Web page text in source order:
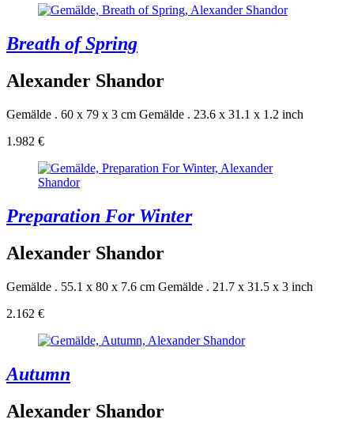
Breath of Spring
Alexander Shandor
Gemälde . 60 x 79 x 3 cm Gemälde . 23.6 x 31.1 x 1.2 inch
1.982 €
Preparation For Winter
Alexander Shandor
Gemälde . 55.1 x 80 x 7.6 cm Gemälde . 21.7 x 31.5 x 3 inch
2.162 €
Autumn
Alexander Shandor